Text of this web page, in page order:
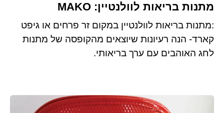
מתנות בריאות לוולנטיין: MAKO
:מתנות בריאות לוולנטיין במקום זר פרחים או גיפט
קארד- הנה רעיונות שיוצאים מהקופסה של מתנות
לחג האוהבים עם ערך בריאותי.